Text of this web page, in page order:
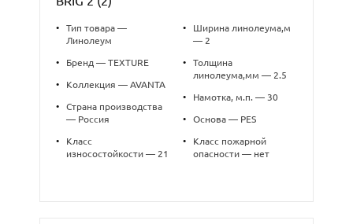
•
Тип товара —
Линолеум
• Бренд — TEXTURE
• Коллекция — AVANTA
•
Страна производства
— Россия
•
Класс
износостойкости — 21
•
Ширина линолеума,м
— 2
•
Толщина
линолеума,мм — 2.5
• Намотка, м.п. — 30
• Основа — PES
•
Класс пожарной
опасности — нет